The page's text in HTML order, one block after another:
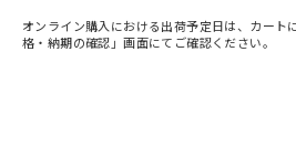
オンライン購入における出荷予定日は、カート
格・納期の確認」画面にてご確認ください。